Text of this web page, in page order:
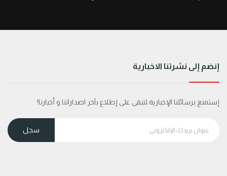
إنضم إلى نشرتنا الاخبارية
إستمتع برسائلنا الإخبارية لتبقى على إطلاع بآخر اصداراتنا و أخبارنا!